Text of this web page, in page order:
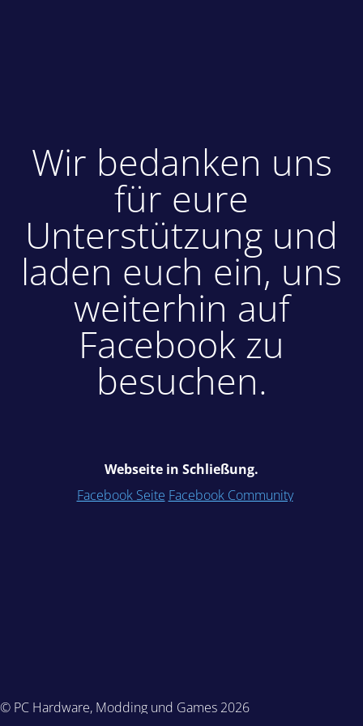
Wir bedanken uns
für eure
Unterstützung und
laden euch ein, uns
weiterhin auf
Facebook zu
besuchen.
Webseite in Schließung.
Facebook Seite Facebook Community
© PC Hardware, Modding und Games 2026